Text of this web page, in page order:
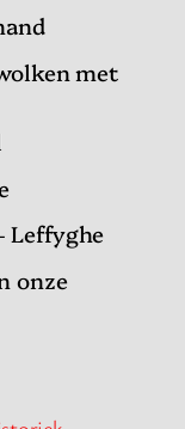
met
Leffyghe
onze